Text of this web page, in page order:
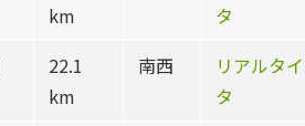
km
タ
22.1
km
南西
リアルタ
タ